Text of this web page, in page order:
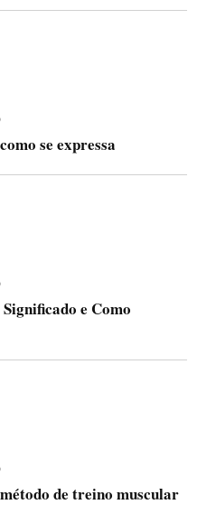
se expressa
e Como
de treino muscular